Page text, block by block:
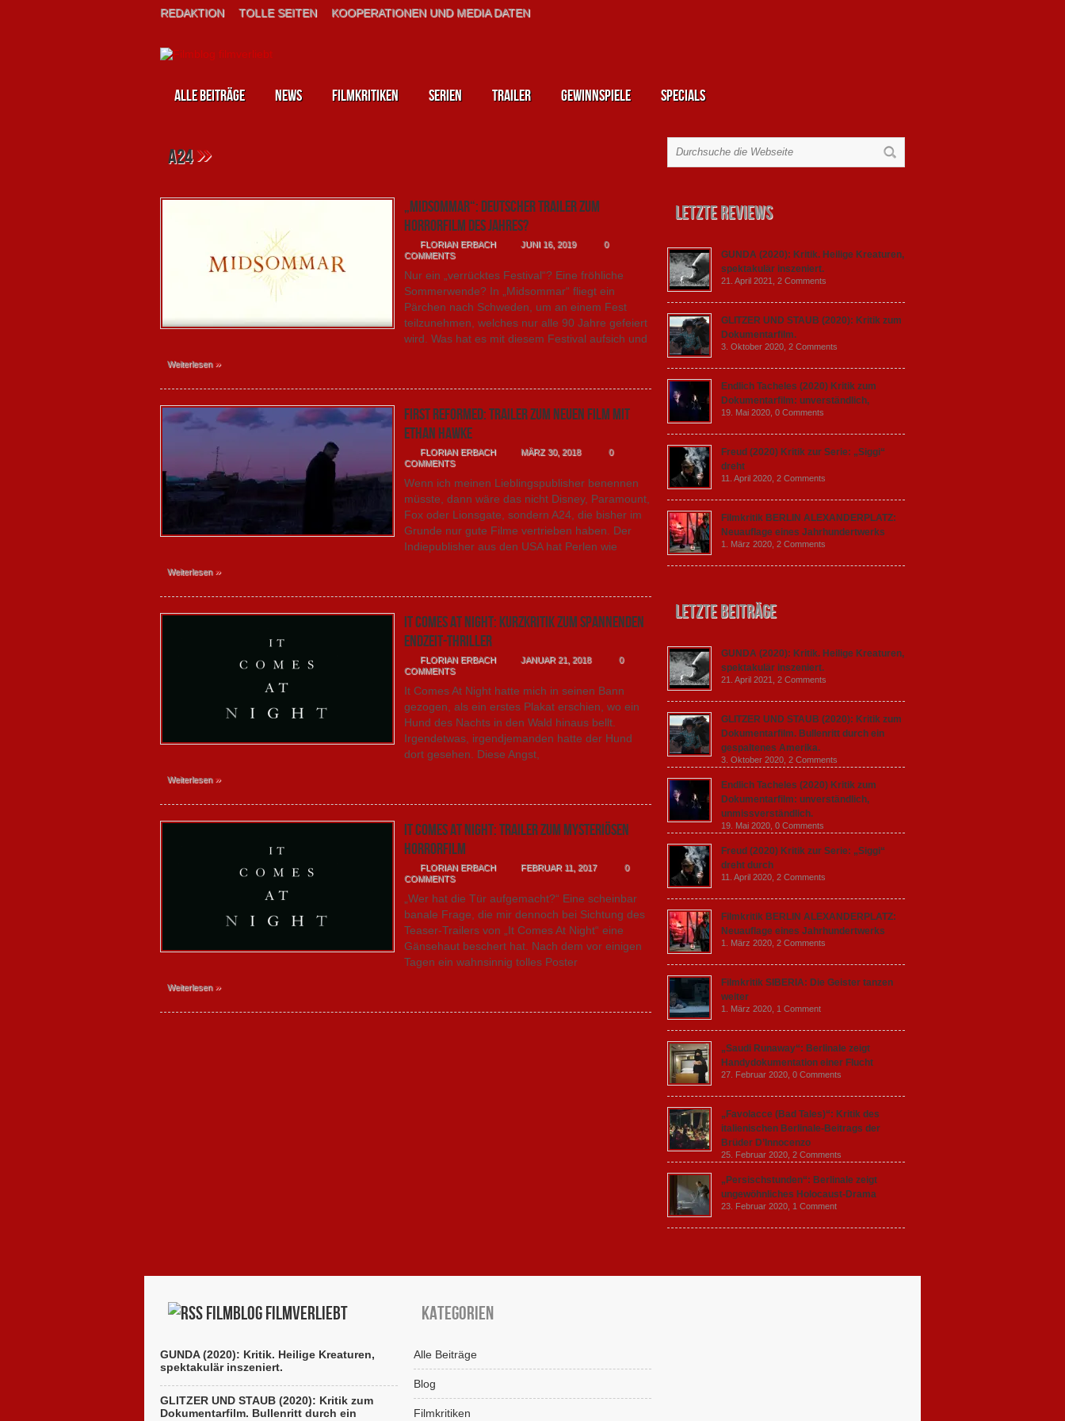
REDAKTION TOLLE SEITEN KOOPERATIONEN UND MEDIA DATEN
Alle Beiträge News Filmkritiken Serien Trailer Gewinnspiele Specials
a24»
„Midsommar“: Deutscher Trailer zum
Horrorfilm des Jahres?
FLORIAN ERBACH JUNI 16, 2019
0
COMMENTS
Nur ein „verrücktes Festival“? Eine fröhliche
Sommerwende? In „Midsommar“ fliegt ein
Pärchen nach Schweden, um an einem Fest
teilzunehmen, welches nur alle 90 Jahre gefeiert
wird. Was hat es mit diesem Festival aufsich und
Weiterlesen »
First Reformed: Trailer zum neuen Film mit
Ethan Hawke
FLORIAN ERBACH MÄRZ 30, 2018
0
COMMENTS
Wenn ich meinen Lieblingspublisher benennen
müsste, dann wäre das nicht Disney, Paramount,
Fox oder Lionsgate, sondern A24, die bisher im
Grunde nur gute Filme vertrieben haben. Der
Indiepublisher aus den USA hat Perlen wie
Weiterlesen »
It Comes At Night: Kurzkritik zum spannenden
Endzeit-Thriller
FLORIAN ERBACH JANUAR 21, 2018
0
COMMENTS
It Comes At Night hatte mich in seinen Bann
gezogen, als ein erstes Plakat erschien, wo ein
Hund des Nachts in den Wald hinaus bellt.
Irgendetwas, irgendjemanden hatte der Hund
dort gesehen. Diese Angst,
Weiterlesen »
It Comes at Night: Trailer zum mysteriösen
Horrorfilm
FLORIAN ERBACH FEBRUAR 11, 2017
0
COMMENTS
„Wer hat die Tür aufgemacht?“ Eine scheinbar
banale Frage, die mir dennoch bei Sichtung des
Teaser-Trailers von „It Comes At Night“ eine
Gänsehaut beschert hat. Nach dem vor einigen
Tagen ein wahnsinnig tolles Poster
Weiterlesen »
Letzte Reviews
GUNDA (2020): Kritik. Heilige Kreaturen,
spektakulär inszeniert.
21. April 2021, 2 Comments
GLITZER UND STAUB (2020): Kritik zum
Dokumentarfilm.
3. Oktober 2020, 2 Comments
Endlich Tacheles (2020) Kritik zum
Dokumentarfilm: unverständlich,
19. Mai 2020, 0 Comments
Freud (2020) Kritik zur Serie: „Siggi“
dreht
11. April 2020, 2 Comments
Filmkritik BERLIN ALEXANDERPLATZ:
Neuauflage eines Jahrhundertwerks
1. März 2020, 2 Comments
Letzte Beiträge
GUNDA (2020): Kritik. Heilige Kreaturen,
spektakulär inszeniert.
21. April 2021, 2 Comments
GLITZER UND STAUB (2020): Kritik zum
Dokumentarfilm. Bullenritt durch ein
gespaltenes Amerika.
3. Oktober 2020, 2 Comments
Endlich Tacheles (2020) Kritik zum
Dokumentarfilm: unverständlich,
unmissverständlich.
19. Mai 2020, 0 Comments
Freud (2020) Kritik zur Serie: „Siggi“
dreht durch
11. April 2020, 2 Comments
Filmkritik BERLIN ALEXANDERPLATZ:
Neuauflage eines Jahrhundertwerks
1. März 2020, 2 Comments
Filmkritik SIBERIA: Die Geister tanzen
weiter
1. März 2020, 1 Comment
„Saudi Runaway“: Berlinale zeigt
Handydokumentation einer Flucht
27. Februar 2020, 0 Comments
„Favolacce (Bad Tales)“: Kritik des
italienischen Berlinale-Beitrags der
Brüder D’Innocenzo
25. Februar 2020, 2 Comments
„Persischstunden“: Berlinale zeigt
ungewöhnliches Holocaust-Drama
23. Februar 2020, 1 Comment
Filmblog filmverliebt
GUNDA (2020): Kritik. Heilige Kreaturen,
spektakulär inszeniert.
GLITZER UND STAUB (2020): Kritik zum
Dokumentarfilm. Bullenritt durch ein
Kategorien
Alle Beiträge
Blog
Filmkritiken